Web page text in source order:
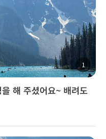
1
해 주셨어요~ 배려도